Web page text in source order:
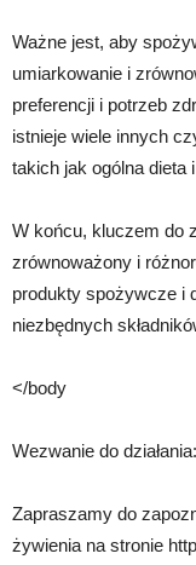
Ważne jest, aby
umiarkowanie i
preferencji i potrzeb
istnieje wiele innych
takich jak ogólna dieta
W końcu, kluczem do
zrównoważony i
produkty spożywcze i
niezbędnych
</body
Wezwanie do działania:
Zapraszamy do
żywienia na stronie